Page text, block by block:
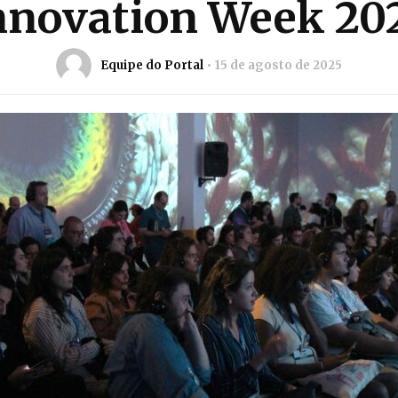
Week
Equipe do Portal 15 de agosto de 2025